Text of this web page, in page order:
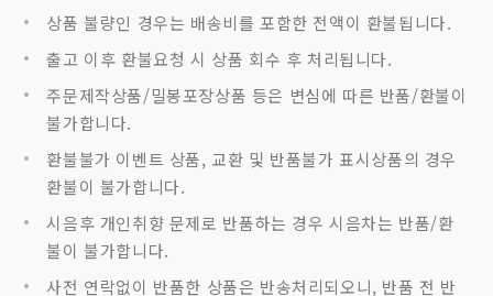
상품 불량인 경우는 배송비를 포함한 전액이 환불됩니다.
출고 이후 환불요청 시 상품 회수 후 처리됩니다.
주문제작상품/밀봉포장상품 등은 변심에 따른 반품/환불이
불가합니다.
환불불가 이벤트 상품, 교환 및 반품불가 표시상품의 경우
환불이 불가합니다.
시음후 개인취향 문제로 반품하는 경우 시음차는 반품/환
불이 불가합니다.
사전 연락없이 반품한 상품은 반송처리되오니, 반품 전 반